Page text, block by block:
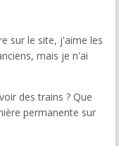
sur le site, j'aime les
mais je n'ai
des trains ? Que
permanente sur